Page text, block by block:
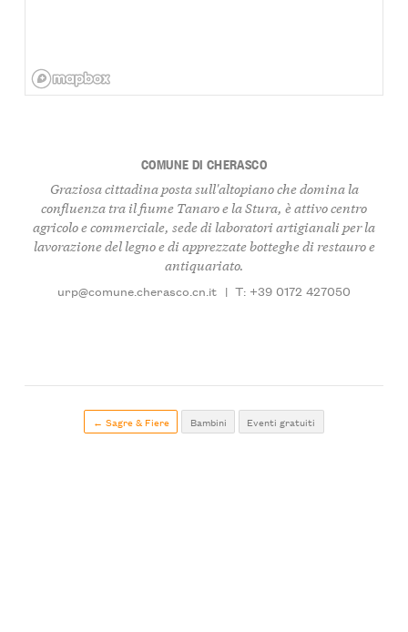
COMUNE DI CHERASCO
Graziosa cittadina posta sull'altopiano che domina la
confluenza tra il fiume Tanaro e la Stura, è attivo centro
agricolo e commerciale, sede di laboratori artigianali per la
lavorazione del legno e di apprezzate botteghe di restauro e
antiquariato.
urp@comune.cherasco.cn.it | T: +39 0172 427050
← Sagre & Fiere Bambini Eventi gratuiti